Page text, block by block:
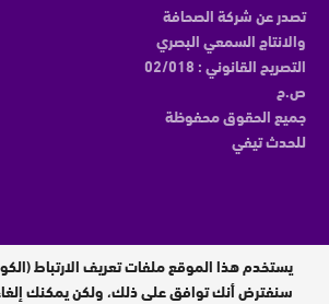
تصدر عن شركة الصحافة
والانتاج السمعي البصري
التصريح القانوني : 02/018
ص.ح
جميع الحقوق محفوظة
للحدث تيفي
مدير النشر : عبدالقادر الوالي
يستخدم هذا الموقع ملفات تعريف الارتباط
سنفترض أنك توافق على ذلك، ولكن يمكنك